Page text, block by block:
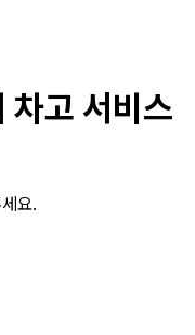
차고 서비스
요.